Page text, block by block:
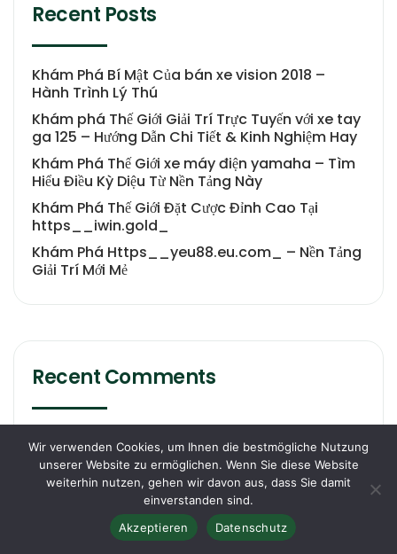
Recent Posts
Khám Phá Bí Mật Của bán xe vision 2018 –
Hành Trình Lý Thú
Khám phá Thế Giới Giải Trí Trực Tuyến với xe tay
ga 125 – Hướng Dẫn Chi Tiết & Kinh Nghiệm Hay
Khám Phá Thế Giới xe máy điện yamaha – Tìm
Hiểu Điều Kỳ Diệu Từ Nền Tảng Này
Khám Phá Thế Giới Đặt Cược Đỉnh Cao Tại
https__iwin.gold_
Khám Phá Https__yeu88.eu.com_ – Nền Tảng
Giải Trí Mới Mẻ
Recent Comments
No comments to show.
Wir verwenden Cookies, um Ihnen die bestmögliche Nutzung
unserer Website zu ermöglichen. Wenn Sie diese Website
weiterhin nutzen, gehen wir davon aus, dass Sie damit
einverstanden sind.
Akzeptieren
Datenschutz